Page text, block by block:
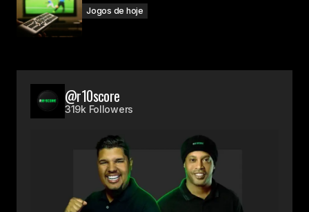
Jogos de hoje
@r10score
319k Followers